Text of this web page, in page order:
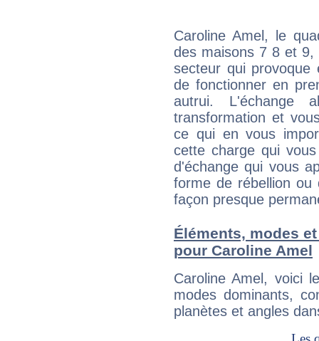
Caroline Amel, le
des maisons 7 8 et
secteur qui provoque
de fonctionner en
autrui. L'échange
transformation et
ce qui en vous
cette charge qui
d'échange qui vous
forme de rébellion ou
façon presque
Éléments, modes
pour Caroline Amel
Caroline Amel, voici
modes dominants,
planètes et angles